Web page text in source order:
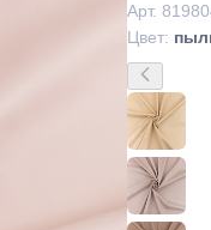
Арт.
Цвет: